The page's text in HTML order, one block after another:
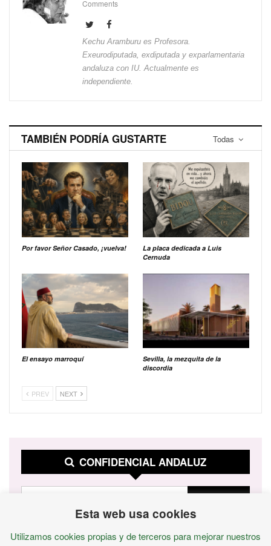
Comments
Kechu Aramburu es Profesora.
Exeurodiputada, exdiputada y exparlamentaria
andaluza con IU. Actualmente es
independiente.
Todas
TAMBIÉN PODRÍA GUSTARTE
Por favor Señor Casado, ¡vuelva!
La placa dedicada a Luis
Cernuda
El ensayo marroquí
Sevilla, la mezquita de la
discordia
PREV NEXT
CONFIDENCIAL ANDALUZ
Esta web usa cookies
Utilizamos cookies propias y de terceros para mejorar nuestros